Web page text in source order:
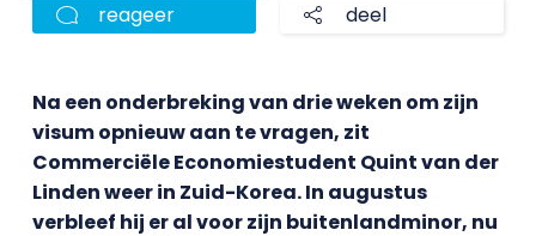
reageer deel
Na een onderbreking van drie weken om zijn
visum opnieuw aan te vragen, zit
Commerciële Economiestudent Quint van der
Linden weer in Zuid-Korea. In augustus
verbleef hij er al voor zijn buitenlandminor, nu